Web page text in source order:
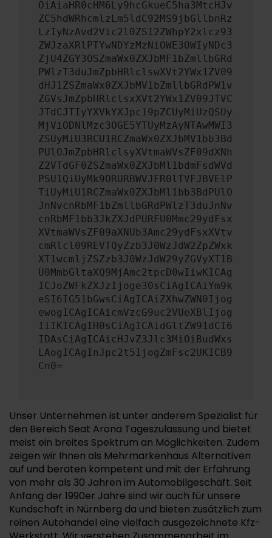
OiAiaHR0cHM6Ly9hcGkueC5ha3MtcHJv
ZC5hdWRhcmlzLm5ldC92MS9jbGllbnRz
LzIyNzAvd2Vic2l0ZS12ZWhpY2xlcz93
ZWJzaXRlPTYwNDYzMzNiOWE3OWIyNDc3
ZjU4ZGY3OSZmaWx0ZXJbMF1bZmllbGRd
PWlzT3duJmZpbHRlclswXVt2YWx1ZV09
dHJ1ZSZmaWx0ZXJbMV1bZmllbGRdPW1v
ZGVsJmZpbHRlclsxXVt2YWx1ZV09JTVC
JTdCJTIyYXVkYXJpc19pZCUyMiUzQSUy
MjViODNlMzc3OGE5YTUyMzAyNTAwMWI3
ZSUyMiU3RCU1RCZmaWx0ZXJbMV1bb3Bd
PUlOJmZpbHRlclsyXVtmaWVsZF09dXNh
Z2VTdGF0ZSZmaWx0ZXJbMl1bdmFsdWVd
PSU1QiUyMk9ORURBWVJFR0lTVFJBVElP
TiUyMiU1RCZmaWx0ZXJbMl1bb3BdPUlO
JnNvcnRbMF1bZmllbGRdPWlzT3duJnNv
cnRbMF1bb3JkZXJdPURFU0Mmc29ydFsx
XVtmaWVsZF09aXNUb3Amc29ydFsxXVtv
cmRlcl09REVTQyZzb3J0WzJdW2ZpZWxk
XT1wcmljZSZzb3J0WzJdW29yZGVyXT1B
U0MmbGltaXQ9MjAmc2tpcD0wIiwKICAg
ICJoZWFkZXJzIjoge30sCiAgICAiYm9k
eSI6IG51bGwsCiAgICAiZXhwZWN0Ijog
ewogICAgICAicmVzcG9uc2VUeXBlIjog
IiIKICAgIH0sCiAgICAidGltZW91dCI6
IDAsCiAgICAicHJvZ3Jlc3MiOiBudWxs
LAogICAgInJpc2t5IjogZmFsc2UKICB9
Cn0=
Unser Unternehmen ist unter anderem Spezialist für
den Bereich Seat Arona Tageszulassung und bietet
meist ein breites Spektrum an Möglichkeiten. Zudem
zeigen wir Ihnen als Mehrmarkenhaus Alternativen
auf und beraten kompetent und mit der Erfahrung
von mehr als 30 Jahren im Automobilgeschäft. Seit
Anfang der 1990er Jahre sind wir auch für unsere
Kundschaft in Nürnberg da und bieten zusätzlich zum
reinen Autohandel eine vielfach ausgezeichnete Kfz-